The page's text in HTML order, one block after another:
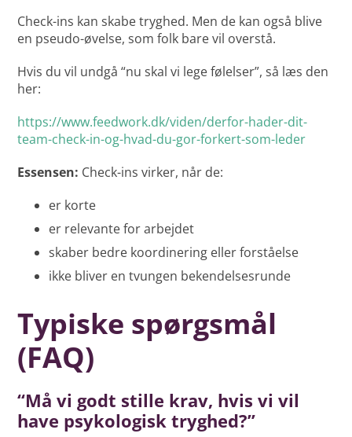
Check-ins kan skabe tryghed. Men de kan også blive
en pseudo-øvelse, som folk bare vil overstå.
Hvis du vil undgå “nu skal vi lege følelser”, så læs den
her:
https://www.feedwork.dk/viden/derfor-hader-dit-
team-check-in-og-hvad-du-gor-forkert-som-leder
Essensen: Check-ins virker, når de:
er korte
er relevante for arbejdet
skaber bedre koordinering eller forståelse
ikke bliver en tvungen bekendelsesrunde
Typiske spørgsmål
(FAQ)
“Må vi godt stille krav, hvis vi vil
have psykologisk tryghed?”